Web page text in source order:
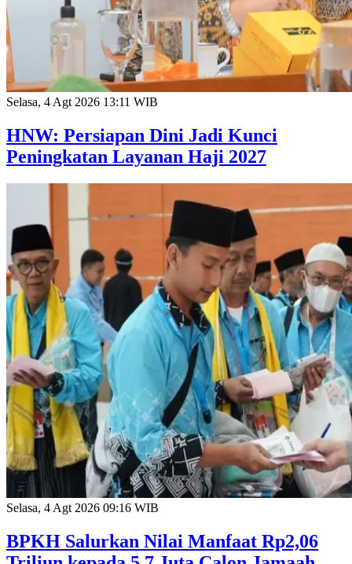
Selasa, 4 Agt 2026 13:11 WIB
HNW: Persiapan Dini Jadi Kunci
Peningkatan Layanan Haji 2027
Selasa, 4 Agt 2026 09:16 WIB
BPKH Salurkan Nilai Manfaat Rp2,06